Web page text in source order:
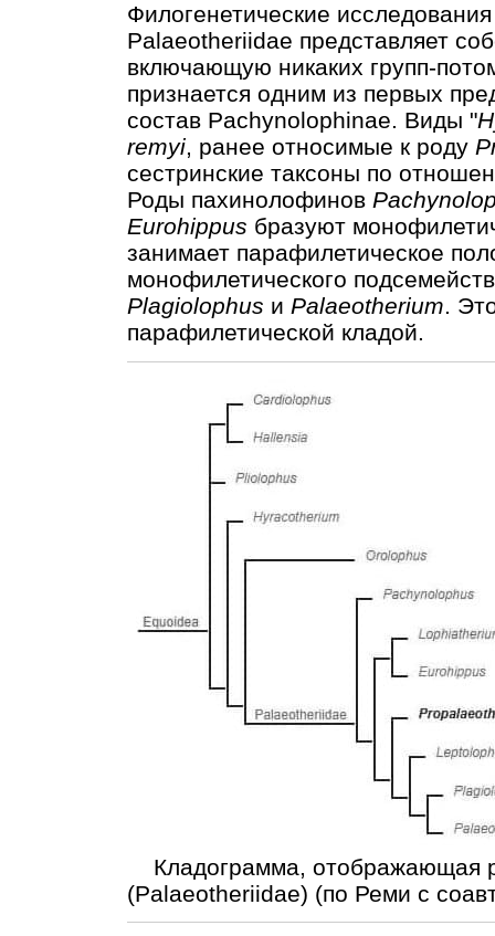
Филогенетические
Palaeotheriidae представляет
включающую никаких групп-
признается одним из первых
состав Pachynolophinae. Виды "
remyi, ранее относимые к роду
сестринские таксоны по
Роды пахинолофинов
Eurohippus бразуют
занимает парафилетическое
монофилетического
Plagiolophus и Palaeotherium.
парафилетической кладой.
Кладограмма, отображающая
(Palaeotheriidae) (по Реми с